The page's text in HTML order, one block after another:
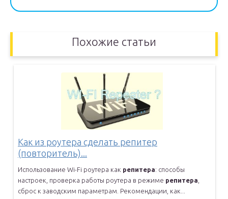
Похожие статьи
Как из роутера сделать репитер
(повторитель)...
Использование Wi-Fi роутера как репитера: способы
настроек, проверка работы роутера в режиме репитера
сброс к заводским параметрам. Рекомендации, как...